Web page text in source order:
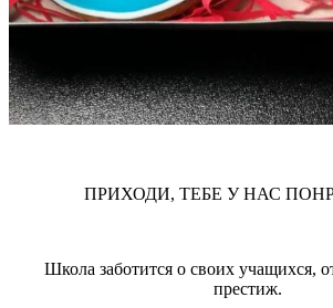
ПРИХОДИ, ТЕБЕ У НАС
Школа заботится о своих учащихся,
престиж.